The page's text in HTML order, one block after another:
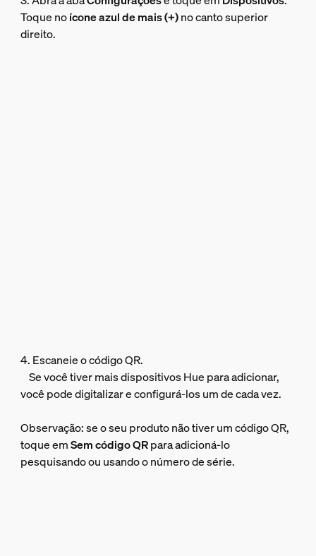
Toque noícone azul de mais (+)no canto superior
direito.
4. Escaneie o código QR.
Se você tiver mais dispositivos Hue para adicionar,
você pode digitalizar e configurá-los um de cada vez.
Observação: se o seu produto não tiver um código QR,
toque emSem código QRpara adicioná-lo
pesquisando ou usando o número de série.